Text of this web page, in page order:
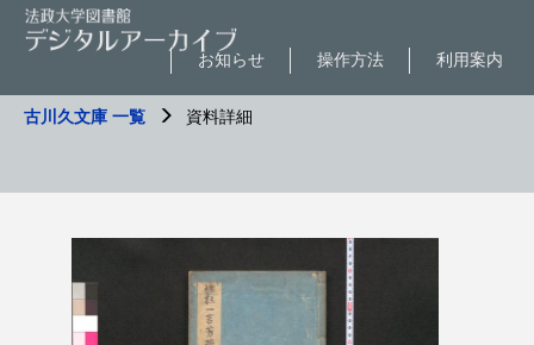
利用案内
操作方法
お知らせ
古川久文庫 一覧 資料詳細